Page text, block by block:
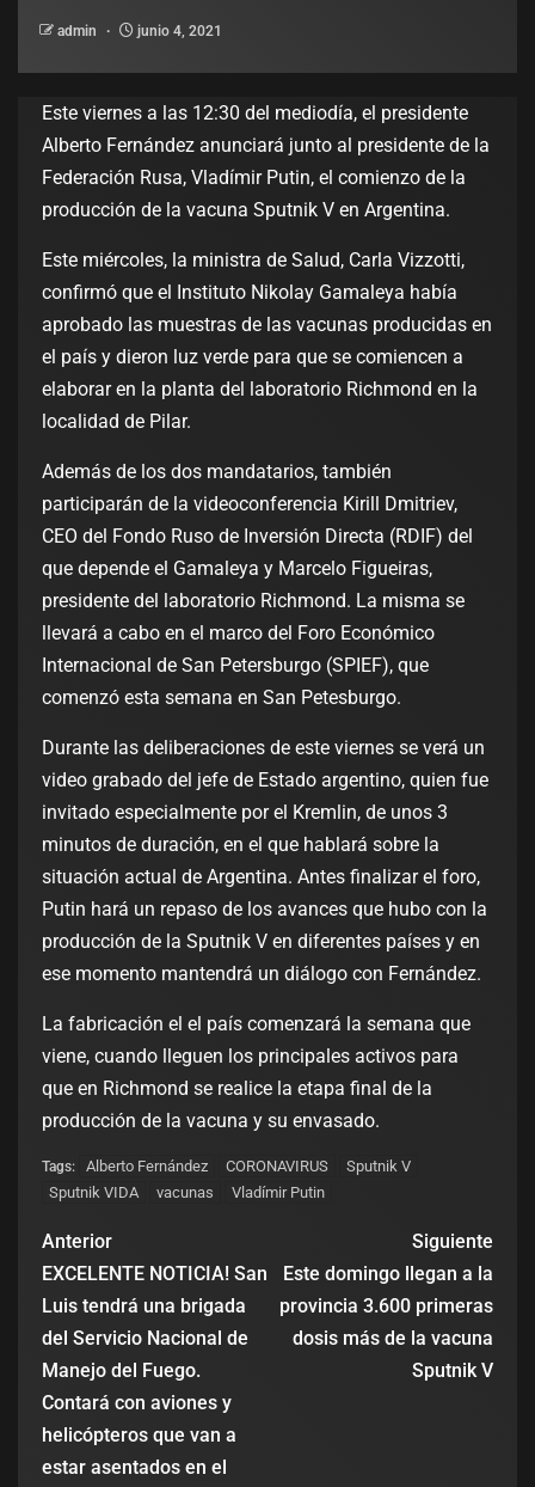
admin junio 4, 2021
Este viernes a las 12:30 del mediodía, el presidente
Alberto Fernández anunciará junto al presidente de la
Federación Rusa, Vladímir Putin, el comienzo de la
producción de la vacuna Sputnik V en Argentina.
Este miércoles, la ministra de Salud, Carla Vizzotti,
confirmó que el Instituto Nikolay Gamaleya había
aprobado las muestras de las vacunas producidas en
el país y dieron luz verde para que se comiencen a
elaborar en la planta del laboratorio Richmond en la
localidad de Pilar.
Además de los dos mandatarios, también
participarán de la videoconferencia Kirill Dmitriev,
CEO del Fondo Ruso de Inversión Directa (RDIF) del
que depende el Gamaleya y Marcelo Figueiras,
presidente del laboratorio Richmond. La misma se
llevará a cabo en el marco del Foro Económico
Internacional de San Petersburgo (SPIEF), que
comenzó esta semana en San Petesburgo.
Durante las deliberaciones de este viernes se verá un
video grabado del jefe de Estado argentino, quien fue
invitado especialmente por el Kremlin, de unos 3
minutos de duración, en el que hablará sobre la
situación actual de Argentina. Antes finalizar el foro,
Putin hará un repaso de los avances que hubo con la
producción de la Sputnik V en diferentes países y en
ese momento mantendrá un diálogo con Fernández.
La fabricación el el país comenzará la semana que
viene, cuando lleguen los principales activos para
que en Richmond se realice la etapa final de la
producción de la vacuna y su envasado.
Tags: Alberto Fernández CORONAVIRUS
Sputnik V
Sputnik VIDA
vacunas Vladímir Putin
Anterior
EXCELENTE NOTICIA! San
Luis tendrá una brigada
del Servicio Nacional de
Manejo del Fuego.
Contará con aviones y
helicópteros que van a
estar asentados en el
Siguiente
Este domingo llegan a la
provincia 3.600 primeras
dosis más de la vacuna
Sputnik V